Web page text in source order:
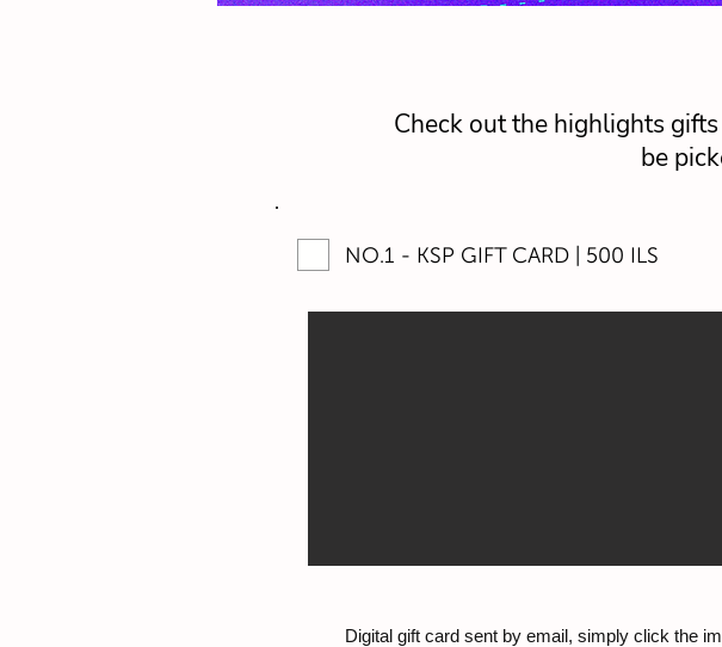
Check out the highlights
be
NO.1 - KSP GIFT CARD | 500 ILS
Digital gift card sent by email, simply click the